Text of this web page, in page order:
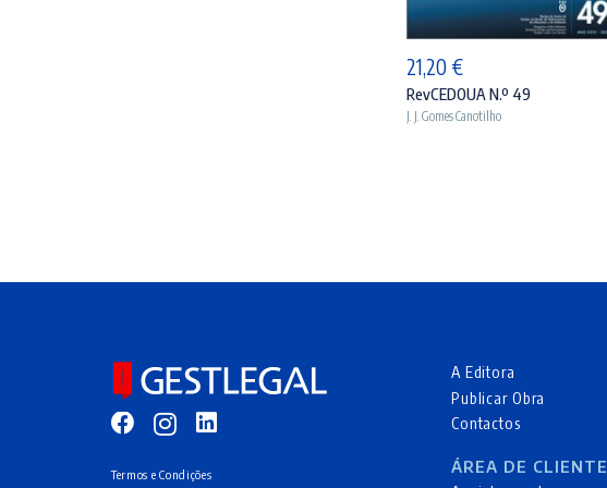
21,20 €
RevCEDOUA N.º 49
J. J. Gomes Canotilho
Termos e Condições
A Editora
Publicar Obra
Contactos
ÁREA DE CLIENTE